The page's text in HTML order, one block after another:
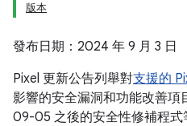
版本
發布日期：2024 年 9 月 3 日
Pixel 更新公告列舉對支援的
影響的安全漏洞和功能改善
09-05 之後的安全性修補程